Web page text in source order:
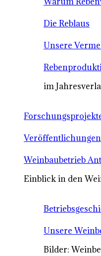
Die Reblaus
Unsere
im
Veröffentlichungen
Weinbaubetrieb
Einblick in den
Unsere
Bilder: